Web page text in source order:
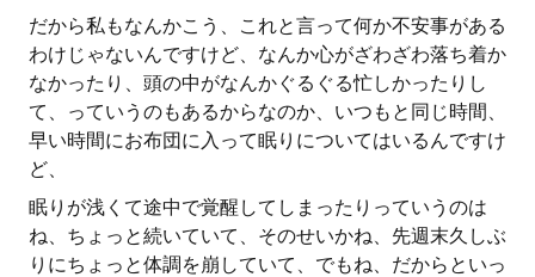
だから私もなんかこう、これと言って何か不安事がある
わけじゃないんですけど、なんか心がざわざわ落ち着か
なかったり、頭の中がなんかぐるぐる忙しかったりし
て、っていうのもあるからなのか、いつもと同じ時間、
早い時間にお布団に入って眠りについてはいるんですけ
ど、
眠りが浅くて途中で覚醒してしまったりっていうのは
ね、ちょっと続いていて、そのせいかね、先週末久しぶ
りにちょっと体調を崩していて、でもね、だからといっ